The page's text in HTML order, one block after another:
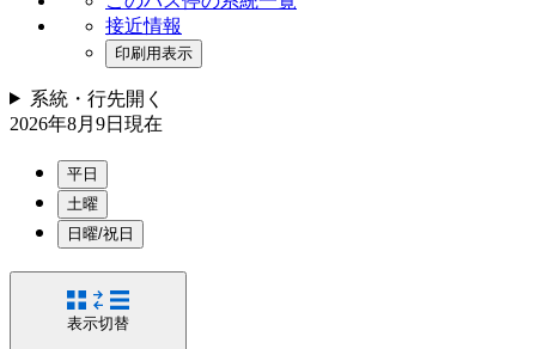
接近情報
印刷用表示
系統・行先開く
2026年8月9日 現在
平日
土曜
日曜/祝日
表示切替